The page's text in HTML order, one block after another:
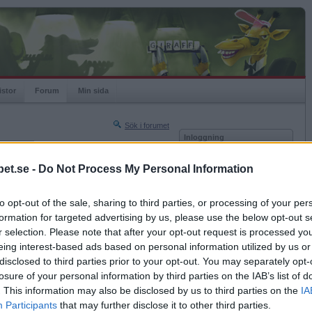
- Do Not Process My Personal Information
opt-out of the sale, sharing to third parties, or processing of your
for targeted advertising by us, please use the below opt-out
selection. Please note that after your opt-out request is processed
interest-based ads based on personal information utilized by us
to third parties prior to your opt-out. You may separately
of your personal information by third parties on the IAB’s list of
This information may also be disclosed by us to third parties on the
Participants that may further disclose it to other third parties.
Forum Min sida
Sök i forumet
Nästa sida »
2018-02-03 20:56
Inloggning
Kom ihåg mig
Glömt ditt lösenord?
Få ny aktiveringslänk
Betapet är gratis!